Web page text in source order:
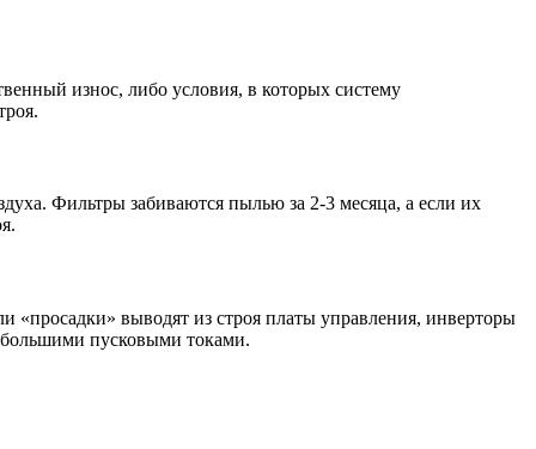
износ, либо условия, в которых систему
Фильтры забиваются пылью за 2-3 месяца, а если их
выводят из строя платы управления, инверторы
большими пусковыми токами.